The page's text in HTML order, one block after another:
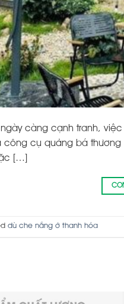
ngày càng cạnh tranh,
cụ quảng bá thương
[…]
dù che nắng ở thanh hóa